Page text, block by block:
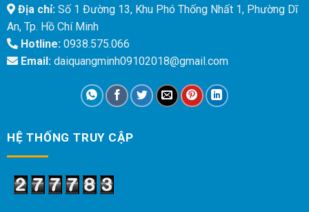
Địa chỉ:Số 1 Đường 13, Khu Phó Thống Nhất 1, Phường Dĩ
An, Tp. Hồ Chí Minh
Hotline:0938.575.066
Email:daiquangminh09102018@gmail.com
HỆ THỐNG TRUY CẬP